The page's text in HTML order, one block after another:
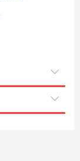
environ
environ 10
pour la